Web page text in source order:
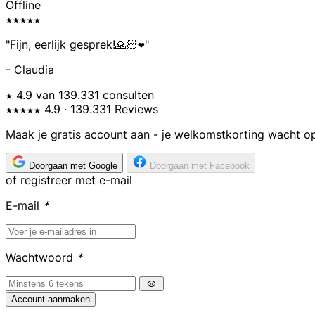
Offline
★★★★★
"Fijn, eerlijk gesprek!🙏🏻❤️"
- Claudia
★ 4.9 van 139.331 consulten
★★★★★ 4.9 · 139.331 Reviews
Maak je gratis account aan - je welkomstkorting wacht
Doorgaan met Google Doorgaan met Facebook
of registreer met e-mail
E-mail *
Wachtwoord *
Account aanmaken